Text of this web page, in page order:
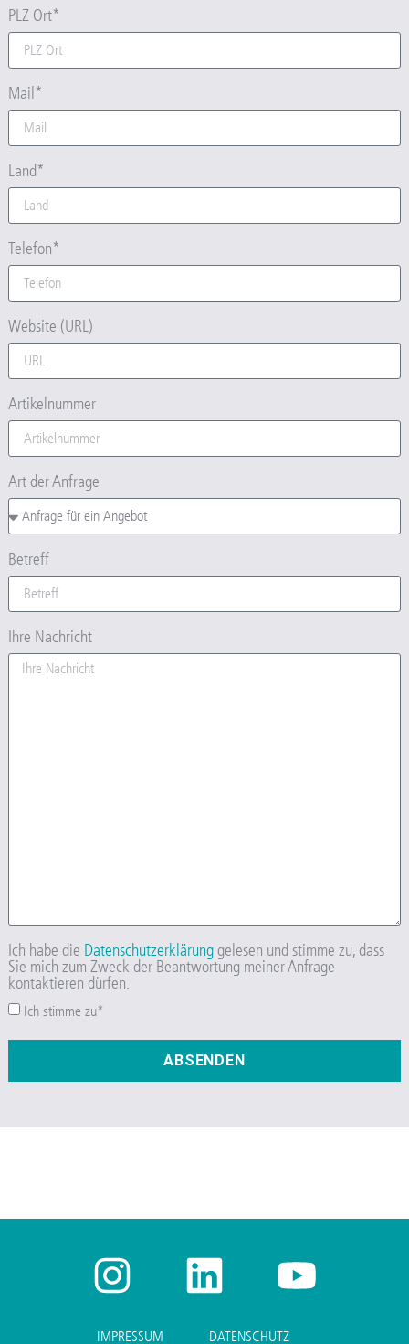
PLZ Ort*
Mail*
Land*
Telefon*
Website (URL)
Artikelnummer
Art der Anfrage
Betreff
Ihre Nachricht
Ich habe die Datenschutzerklärunggelesen und stimme zu, dass
Sie mich zum Zweck der Beantwortung meiner Anfrage
kontaktieren dürfen.
Ich stimme zu*
ABSENDEN
IMPRESSUM DATENSCHUTZ